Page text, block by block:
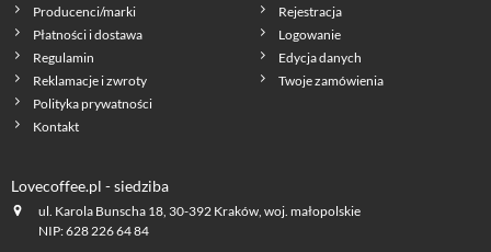
Producenci/marki
Płatności i dostawa
Regulamin
Reklamacje i zwroty
Polityka prywatności
Kontakt
Rejestracja
Logowanie
Edycja danych
Twoje zamówienia
Lovecoffee.pl - siedziba
ul. Karola Bunscha 18, 30-392 Kraków, woj. małopolskie
NIP: 628 226 64 84